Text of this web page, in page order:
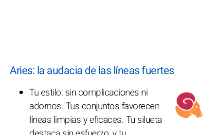
Aries: la audacia de las líneas fuertes
Tu estilo: sin complicaciones ni
adornos. Tus conjuntos favorecen
líneas limpias y eficaces. Tu silueta